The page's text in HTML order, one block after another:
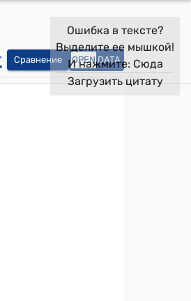
Сравнение OPEN DATA
Ошибка в тексте?
Выделите ее мышкой!
И нажмите: Сюда
Загрузить цитату